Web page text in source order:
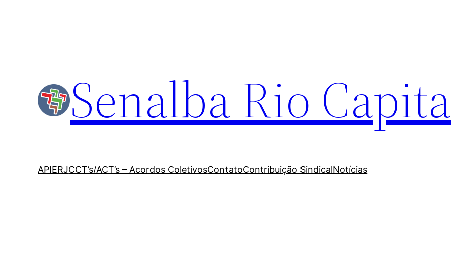
Senalba Rio
APIERJCCT’s/ACT’s – Acordos ColetivosContatoContribuição SindicalNotícias